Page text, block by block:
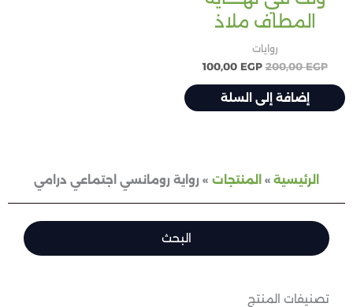
البحث
تصنيفات المنتج
الرئيسية المنتجات رواية رومانسي اجتماعي درامي
المطاف ملاذ
روايات
200,00EGP
100,00 EGP
إضافة إلى السلة